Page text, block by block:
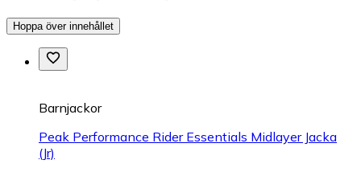
Hoppa över innehållet
Barnjackor
Peak Performance Rider Essentials Midlayer Jacka
(Jr)